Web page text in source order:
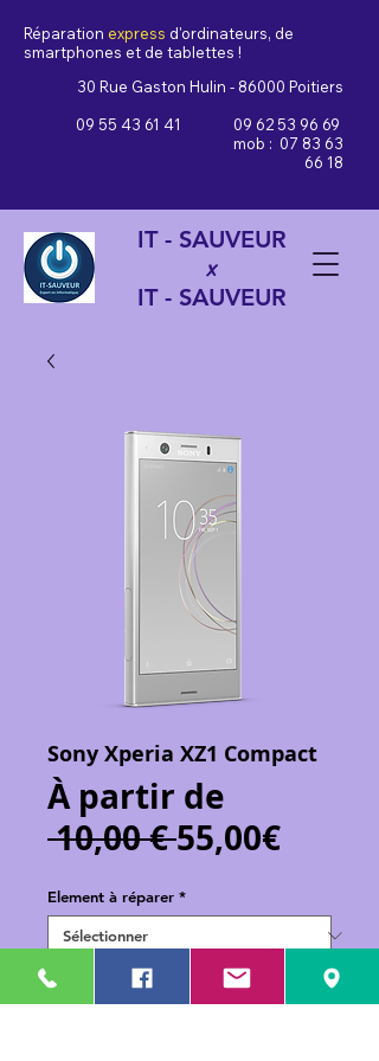
Réparation express d'ordinateurs, de
smartphones et de tablettes !
30 Rue Gaston Hulin - 86000 Poitiers
09 55 43 61 41
09 62 53 96 69
mob : 07 83 63
66 18
IT - SAUVEUR
x
IT - SAUVEUR
Sony Xperia XZ1 Compact
À partir de
10,00 € Prix
55,00€Prix
Element à réparer *
Ajouter au panier